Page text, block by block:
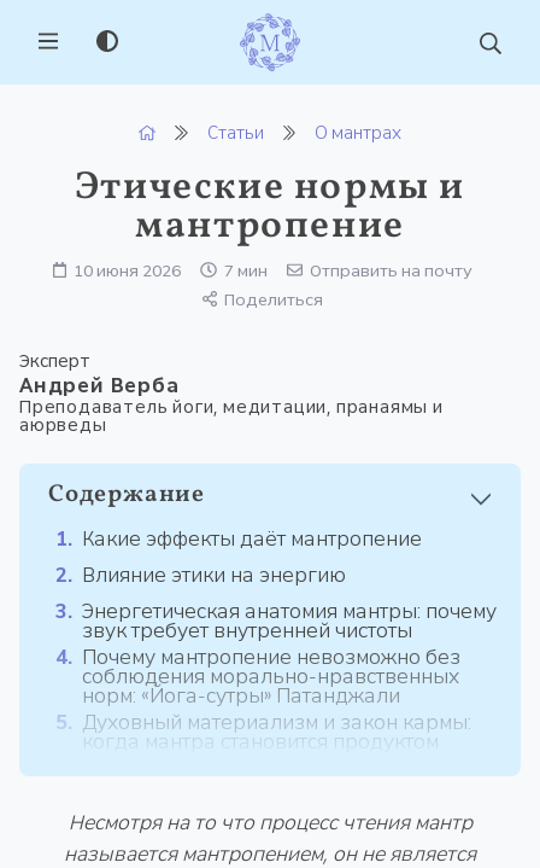
MENU
Статьи О мантрах
Этические нормы и
мантропение
10 июня 2026 7 мин
Отправить на почту
Поделиться
Эксперт
Андрей Верба
Преподаватель йоги, медитации, пранаямы и
аюрведы
Содержание
Какие эффекты даёт мантропение
Влияние этики на энергию
Энергетическая анатомия мантры: почему
звук требует внутренней чистоты
Почему мантропение невозможно без
соблюдения морально-нравственных
норм: «Йога-сутры» Патанджали
Духовный материализм и закон кармы:
когда мантра становится продуктом
Несмотря на то что процесс чтения мантр
называется мантропением, он не является